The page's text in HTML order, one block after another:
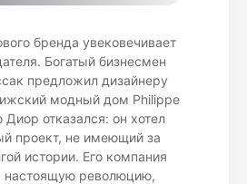
бренда увековечивает
Богатый бизнесмен
предложил дизайнеру
модный дом Philippe
Диор отказался: он хотел
проект, не имеющий за
истории. Его компания
настоящую революцию,